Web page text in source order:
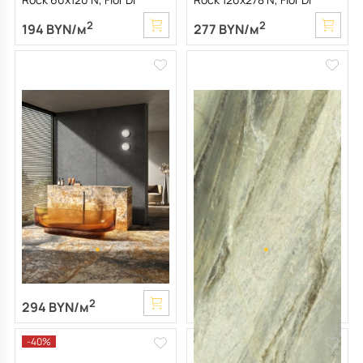
194 BYN/м2 277 BYN/м2
Керамогранит LaFaenza
Aesthetica 60х120 LPM,
Breche Vendome, 6,5 мм
294 BYN/м2
Керамогранит Imola The
room 60х120 N, Irish Green,
6,5 мм
206 BYN/м
-40%